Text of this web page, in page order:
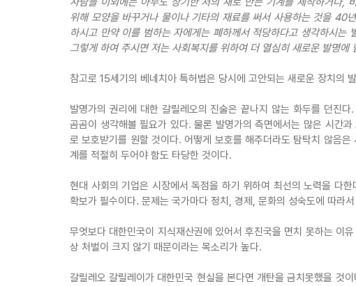
위해 모양을 바꾸거나 물이나 기타의 재료를 써서 사용하는 것을 40
하시고 만약 이를 범하는 자에게는 폐하께서 적당하다고 생각하시는
그렇게 하여 주시면 저는 사회복지를 위하여 더 열심히 새로운 발명에
참고로 15세기의 베네치아 특허법은 당시에 고안되는 새로운 장치의
발명가의 권리에 대한 갈릴레오의 진술은 끝나지 않는 화두를 던진
곰곰이 생각해볼 필요가 있다. 물론 발명가의 측면에서는 많은 시간
로 보호받기를 원할 것이다. 어떻게 보호를 해주더라도 탐탁치 않음
계를 적절히 두어야 함도 타당한 것이다.
현대 사회의 기업은 시장에서 독점을 하기 위하여 최선의 노력을 다
확보가 필수이다. 문제는 국가마다 정치, 경제, 문화의 성숙도에 따라
무엇보다 대한민국이 지식재산권에 있어서 후진국을 면치 못하는 이
상 처벌이 크지 않기 때문이라는 목소리가 높다.
갈릴레오 갈릴레이가 대한민국 현실을 본다면 개탄을 금치못했을 것